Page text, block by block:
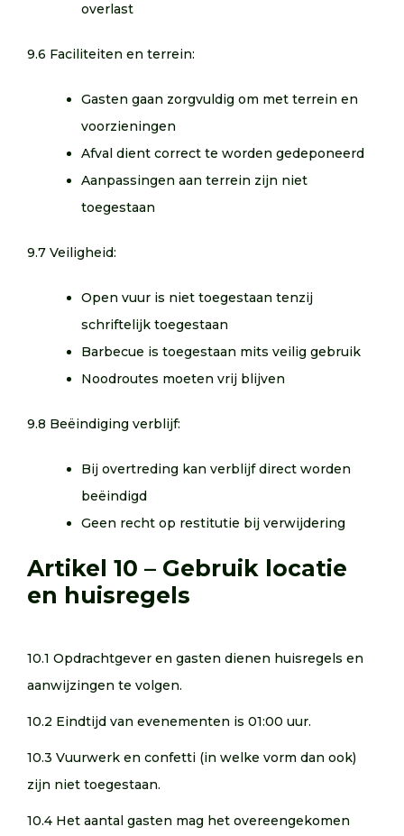
overlast
9.6 Faciliteiten en terrein:
Gasten gaan zorgvuldig om met terrein en
voorzieningen
Afval dient correct te worden gedeponeerd
Aanpassingen aan terrein zijn niet
toegestaan
9.7 Veiligheid:
Open vuur is niet toegestaan tenzij
schriftelijk toegestaan
Barbecue is toegestaan mits veilig gebruik
Noodroutes moeten vrij blijven
9.8 Beëindiging verblijf:
Bij overtreding kan verblijf direct worden
beëindigd
Geen recht op restitutie bij verwijdering
Artikel 10 – Gebruik locatie
en huisregels
10.1 Opdrachtgever en gasten dienen huisregels en
aanwijzingen te volgen.
10.2 Eindtijd van evenementen is 01:00 uur.
10.3 Vuurwerk en confetti (in welke vorm dan ook)
zijn niet toegestaan.
10.4 Het aantal gasten mag het overeengekomen